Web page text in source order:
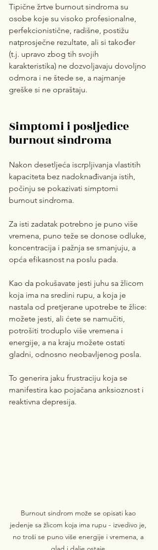
Tipične žrtve burnout sindroma su
osobe koje su visoko profesionalne,
perfekcionistične, radišne, postižu
natprosječne rezultate, ali si također
(t.j. upravo zbog tih svojih
karakteristika) ne dozvoljavaju dovoljno
odmora i ne štede se, a najmanje
greške si ne opraštaju.
Simptomi i posljedice
burnout sindroma
Nakon desetljeća iscrpljivanja vlastitih
kapaciteta bez nadoknađivanja istih,
počinju se pokazivati simptomi
burnout sindroma.
Za isti zadatak potrebno je puno više
vremena, puno teže se donose odluke,
koncentracija i pažnja se smanjuju, a
opća efikasnost na poslu pada.
Kao da pokušavate jesti juhu sa žlicom
koja ima na sredini rupu, a koja je
nastala od pretjerane upotrebe te žlice:
možete jesti, ali ćete se namučiti,
potrošiti troduplo više vremena i
energije, a na kraju možete ostati
gladni, odnosno neobavljenog posla.
To generira jaku frustraciju koja se
manifestira kao pojačana anksioznost i
reaktivna depresija.
Burnout sindrom može se opisati kao
jedenje sa žlicom koja ima rupu - izvedivo je,
no troši se puno više energije i vremena, a